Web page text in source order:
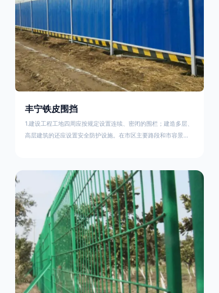
丰宁铁皮围挡
1.建设工程工地四周应按规定设置连续、密闭的围栏；建造多层、
高层建筑的还应设置安全防护设施。在市区主要路段和市容景观
料应保证围栏稳固、整洁、美观。市政工程项目工地，可按工程
进度分段设置围栏或按规定使用统一的连续性护栏设施。施工单
位不得在工地围栏外堆放建筑材料、垃圾和工程渣土。在